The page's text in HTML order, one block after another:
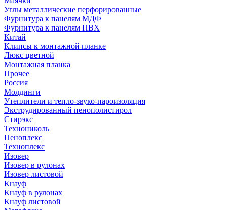
Углы металлические перфорированные
Фурнитура к панелям МДФ
Фурнитура к панелям ПВХ
Китай
Клипсы к монтажной планке
Люкс цветной
Монтажная планка
Прочее
Россия
Молдинги
Утеплители и тепло-звуко-пароизоляция
Экструдированный пенополистирол
Стирэкс
Технониколь
Пеноплекс
Техноплекс
Изовер
Изовер в рулонах
Изовер листовой
Кнауф
Кнауф в рулонах
Кнауф листовой